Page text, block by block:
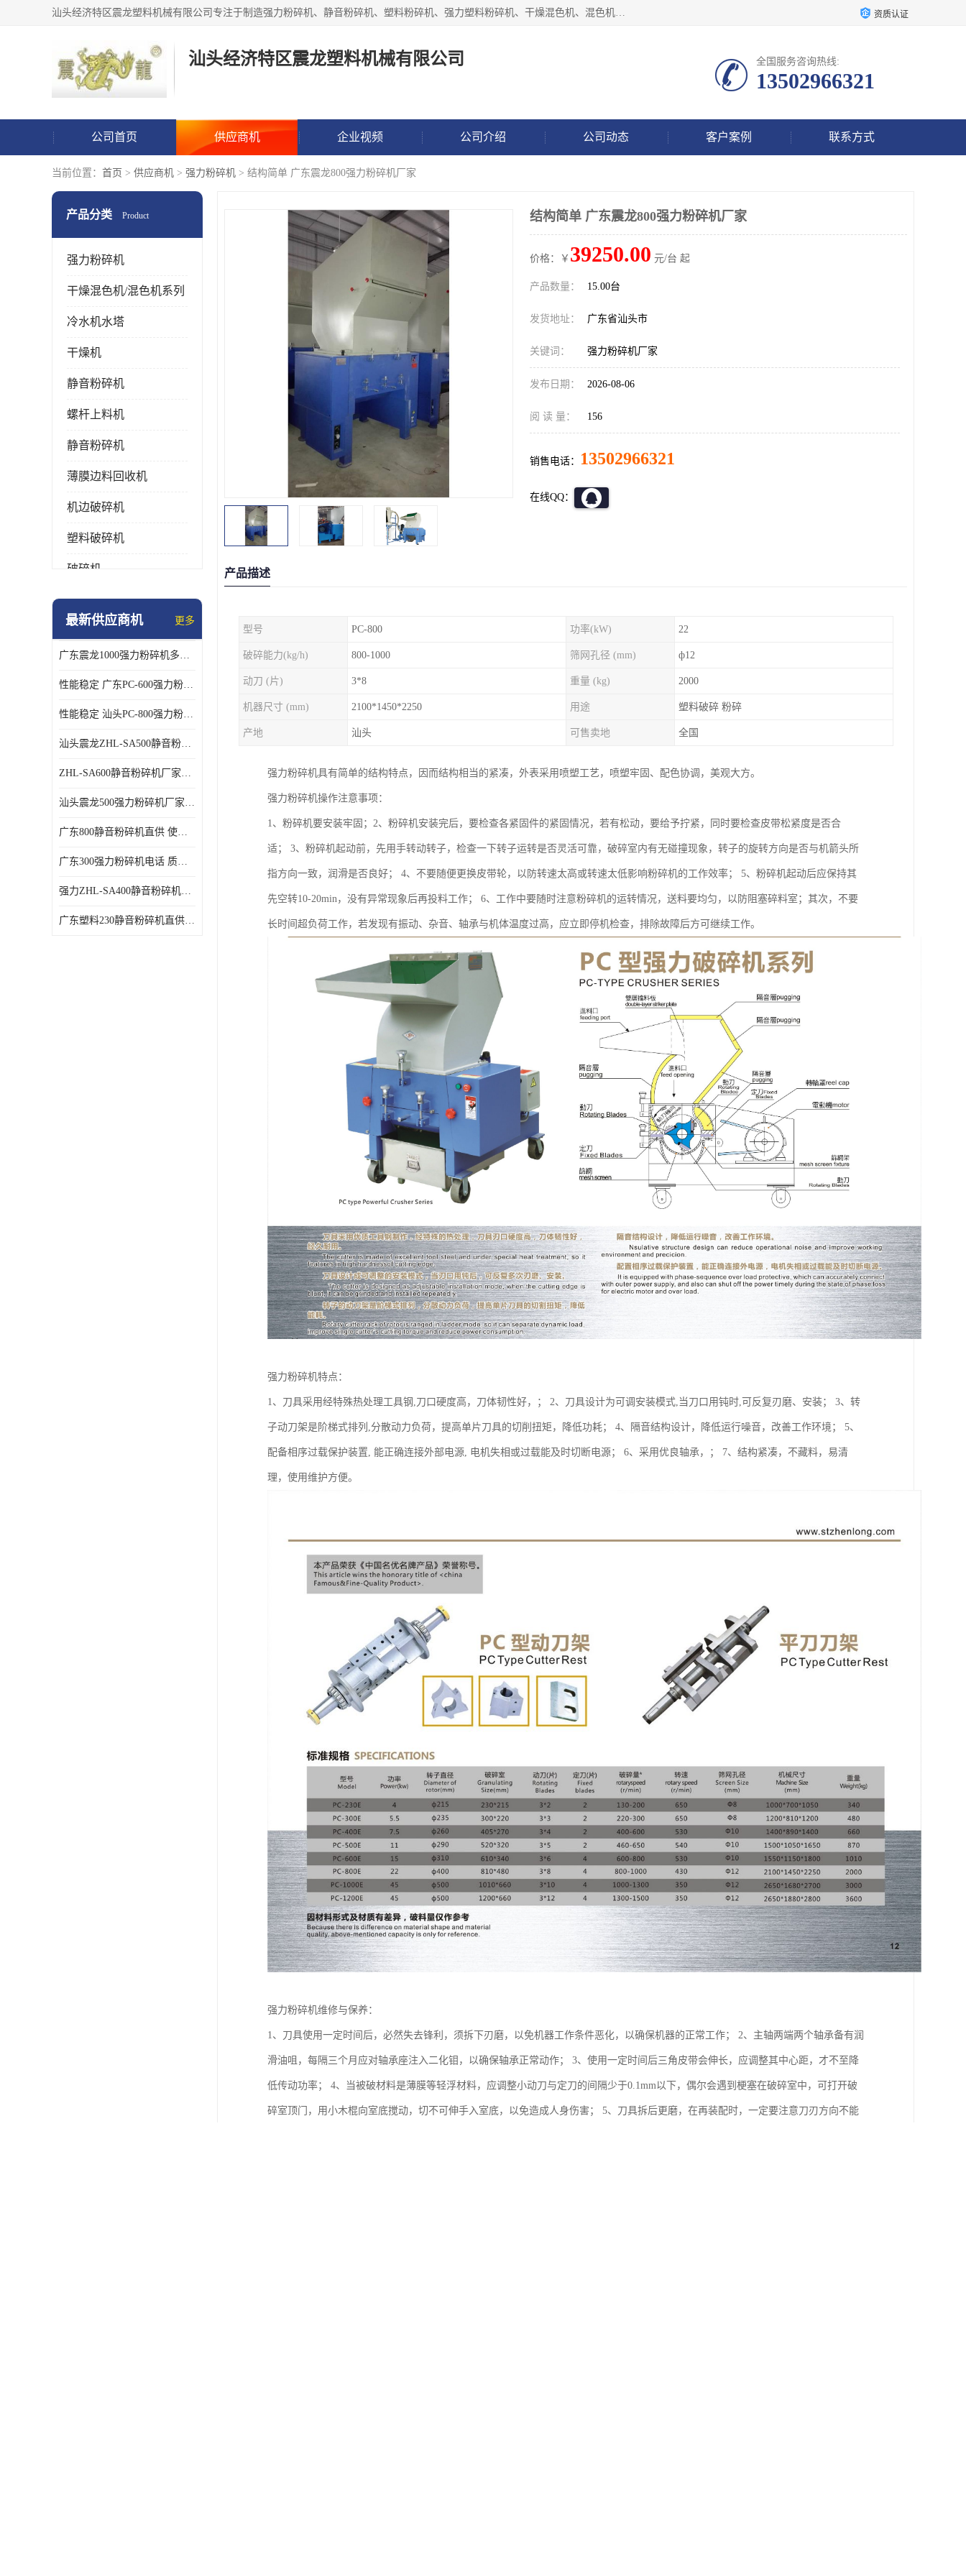
汕头经济特区震龙塑料机械有限公司专注于制造强力粉碎机、静音粉碎机、塑料粉碎机、强力塑料粉碎机、干燥混色机、混色机、冷水机、上料机等塑料辅助机械。 资质认证
汕头经济特区震龙塑料机械有限公司 全国服务咨询热线:
13502966321
公司首页 供应商机 企业视频 公司介绍 公司动态 客户案例 联系方式
当前位置： 首页 > 供应商机 > 强力粉碎机 > 结构简单 广东震龙800强力粉碎机厂家
产品分类 Product
强力粉碎机
干燥混色机/混色机系列
冷水机水塔
干燥机
静音粉碎机
螺杆上料机
静音粉碎机
薄膜边料回收机
机边破碎机
塑料破碎机
破碎机
强力粉碎机
最新供应商机 更多
广东震龙1000强力粉碎机多少钱一台 使用方便
性能稳定 广东PC-600强力粉碎机电话
性能稳定 汕头PC-800强力粉碎机厂家批发
汕头震龙ZHL-SA500静音粉碎机多少钱一台
ZHL-SA600静音粉碎机厂家电话 质量可靠
汕头震龙500强力粉碎机厂家批发 噪音低
广东800静音粉碎机直供 使用寿命长
广东300强力粉碎机电话 质量可靠
强力ZHL-SA400静音粉碎机多少钱一台 密封防尘
广东塑料230静音粉碎机直供 使用寿命长
结构简单 广东震龙800强力粉碎机厂家
价格：￥ 39250.00 元/台 起
产品数量： 15.00台
发货地址： 广东省汕头市
关键词： 强力粉碎机厂家
发布日期： 2026-08-06
阅 读 量： 156
销售电话： 13502966321
在线QQ：
产品描述
型号 PC-800 功率(kW) 22
破碎能力(kg/h) 800-1000 筛网孔径 (mm) ф12
动刀 (片) 3*8 重量 (kg) 2000
机器尺寸 (mm) 2100*1450*2250 用途 塑料破碎 粉碎
产地 汕头 可售卖地 全国
强力粉碎机具有简单的结构特点，因而结构相当的紧凑，外表采用喷塑工艺，喷塑牢固、配色协调，美观大方。
强力粉碎机操作注意事项：
1、粉碎机要安装牢固；2、粉碎机安装完后，要检查各紧固件的紧固情况，若有松动，要给予拧紧，同时要检查皮带松紧度是否合
适； 3、粉碎机起动前，先用手转动转子，检查一下转子运转是否灵活可靠，破碎室内有无碰撞现象，转子的旋转方向是否与机箭头所
指方向一致，润滑是否良好； 4、不要随便更换皮带轮，以防转速太高或转速太低影响粉碎机的工作效率； 5、粉碎机起动后应保持其
先空转10-20min，没有异常现象后再投料工作； 6、工作中要随时注意粉碎机的运转情况，送料要均匀，以防阻塞碎料室；其次，不要
长时间超负荷工作，若发现有振动、杂音、轴承与机体温度过高，应立即停机检查，排除故障后方可继续工作。
强力粉碎机特点：
1、刀具采用经特殊热处理工具钢,刀口硬度高，刀体韧性好，； 2、刀具设计为可调安装模式,当刀口用钝时,可反复刃磨、安装； 3、转
子动刀架是阶梯式排列,分散动力负荷，提高单片刀具的切削扭矩，降低功耗； 4、隔音结构设计，降低运行噪音，改善工作环境； 5、
配备相序过载保护装置, 能正确连接外部电源, 电机失相或过载能及时切断电源； 6、采用优良轴承，； 7、结构紧凑，不藏料，易清
理，使用维护方便。
强力粉碎机维修与保养：
1、刀具使用一定时间后，必然失去锋利，须拆下刃磨，以免机器工作条件恶化，以确保机器的正常工作； 2、主轴两端两个轴承备有润
滑油咀，每隔三个月应对轴承座注入二化钼，以确保轴承正常动作； 3、使用一定时间后三角皮带会伸长，应调整其中心距，才不至降
低传动功率； 4、当被破材料是薄膜等轻浮材料，应调整小动刀与定刀的间隔少于0.1mm以下，偶尔会遇到梗塞在破碎室中，可打开破
碎室顶门，用小木棍向室底搅动，切不可伸手入室底，以免造成人身伤害； 5、刀具拆后更磨，在再装配时，一定要注意刀刃方向不能